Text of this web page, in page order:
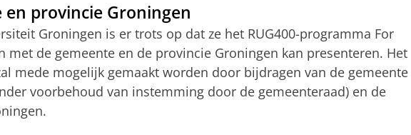
en provincie Groningen
Groningen is er trots op dat ze het RUG400-programma For
met de gemeente en de provincie Groningen kan presenteren. Het
mede mogelijk gemaakt worden door bijdragen van de gemeente
voorbehoud van instemming door de gemeenteraad) en de